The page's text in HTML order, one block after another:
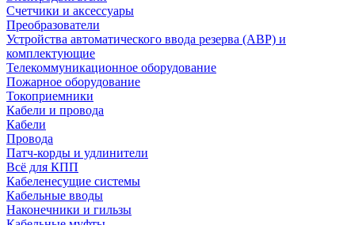
Счетчики и аксессуары
Преобразователи
Устройства автоматического ввода резерва (АВР) и
комплектующие
Телекоммуникационное оборудование
Пожарное оборудование
Токоприемники
Кабели и провода
Кабели
Провода
Патч-корды и удлинители
Всё для КПП
Кабеленесущие системы
Кабельные вводы
Наконечники и гильзы